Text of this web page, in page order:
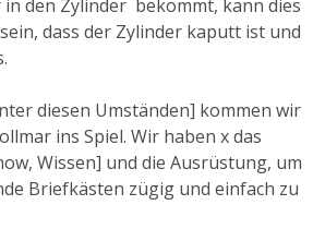
in den Zylinder bekommt, kann dies
dass der Zylinder kaputt ist und
diesen Umständen] kommen wir
ins Spiel. Wir haben x das
Wissen] und die Ausrüstung, um
Briefkästen zügig und einfach zu